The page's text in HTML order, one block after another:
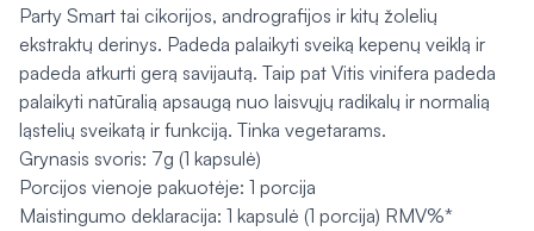
Party Smart tai cikorijos, andrografijos ir kitų žolelių
ekstraktų derinys. Padeda palaikyti sveiką kepenų veiklą ir
padeda atkurti gerą savijautą. Taip pat Vitis vinifera padeda
palaikyti natūralią apsaugą nuo laisvųjų radikalų ir normalią
ląstelių sveikatą ir funkciją. Tinka vegetarams.
Grynasis svoris: 7g (1 kapsulė)
Porcijos vienoje pakuotėje: 1 porcija
Maistingumo deklaracija: 1 kapsulė (1 porcija) RMV%*